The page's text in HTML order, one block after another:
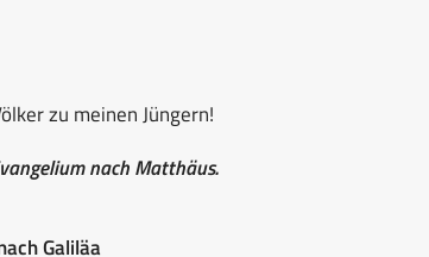
zu meinen Jüngern!
nach Matthäus.
Galiläa